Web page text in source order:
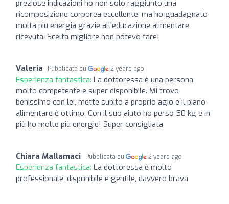
preziose indicazioni ho non solo raggiunto una
ricomposizione corporea eccellente, ma ho guadagnato
molta piu energia grazie all'educazione alimentare
ricevuta. Scelta migliore non potevo fare!
Valeria Pubblicata su 2 years ago
Esperienza fantastica: La dottoressa è una persona
molto competente e super disponibile. Mi trovo
benissimo con lei, mette subito a proprio agio e il piano
alimentare è ottimo. Con il suo aiuto ho perso 50 kg e in
più ho molte più energie! Super consigliata
Chiara Mallamaci Pubblicata su 2 years ago
Esperienza fantastica: La dottoressa è molto
professionale, disponibile e gentile, davvero brava